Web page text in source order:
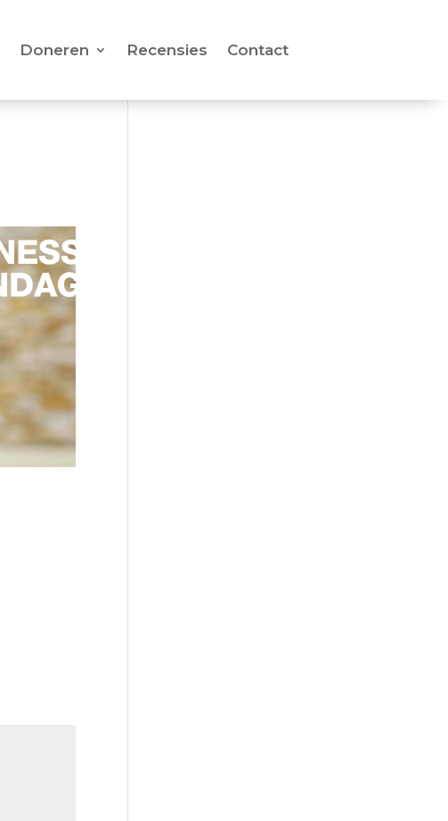
Doneren Recensies Contact